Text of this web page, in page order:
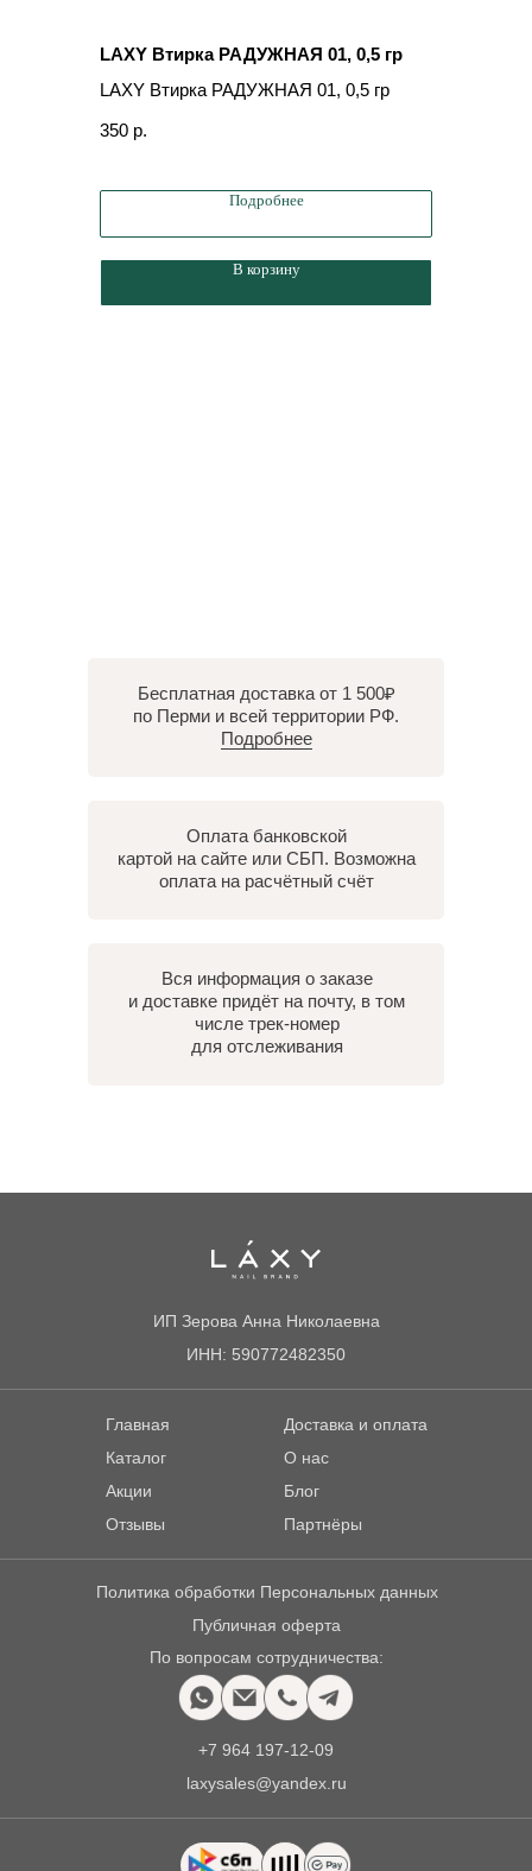
LAXY Втирка РАДУЖНАЯ 01, 0,5 гр
LAXY Втирка РАДУЖНАЯ 01, 0,5 гр
350 р.
Подробнее
В корзину
Бесплатная доставка от 1 500₽
по Перми и всей территории РФ.
Подробнее
Оплата банковской
картой на сайте или СБП. Возможна
оплата на расчётный счёт
Вся информация о заказе
и доставке придёт на почту, в том
числе трек-номер
для отслеживания
ИП Зерова Анна Николаевна
ИНН: 590772482350
Главная
Каталог
Акции
Отзывы
Доставка и оплата
О нас
Блог
Партнёры
Политика обработки Персональных данных
Публичная оферта
По вопросам сотрудничества:
+7 964 197-12-09
laxysales@yandex.ru